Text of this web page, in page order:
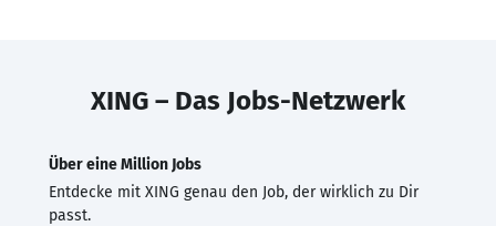
XING – Das Jobs-Netzwerk
Über eine Million Jobs
Entdecke mit XING genau den Job, der wirklich zu Dir
passt.